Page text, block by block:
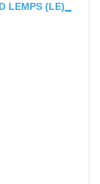
LEMPS (LE)